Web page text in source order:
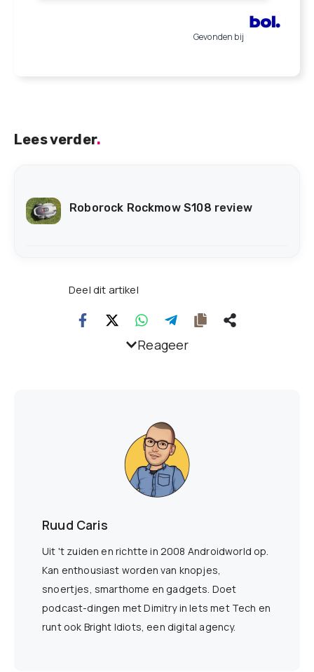
Gevonden bij
Lees verder.
Roborock Rockmow S108 review
Deel dit artikel
Reageer
Ruud Caris
Uit 't zuiden en richtte in 2008 Androidworld op.
Kan enthousiast worden van knopjes,
snoertjes, smarthome en gadgets. Doet
podcast-dingen met Dimitry in Iets met Tech en
runt ook Bright Idiots, een digital agency.